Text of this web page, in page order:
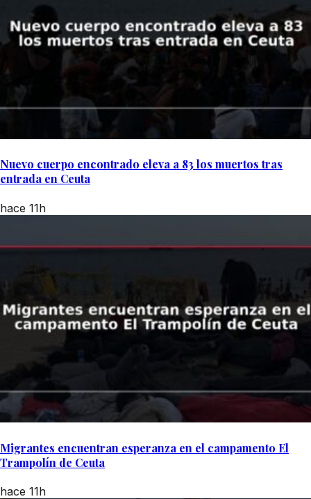
Nuevo cuerpo encontrado eleva a 83 los muertos tras
entrada en Ceuta
hace 11h
Migrantes encuentran esperanza en el campamento El
Trampolín de Ceuta
hace 11h